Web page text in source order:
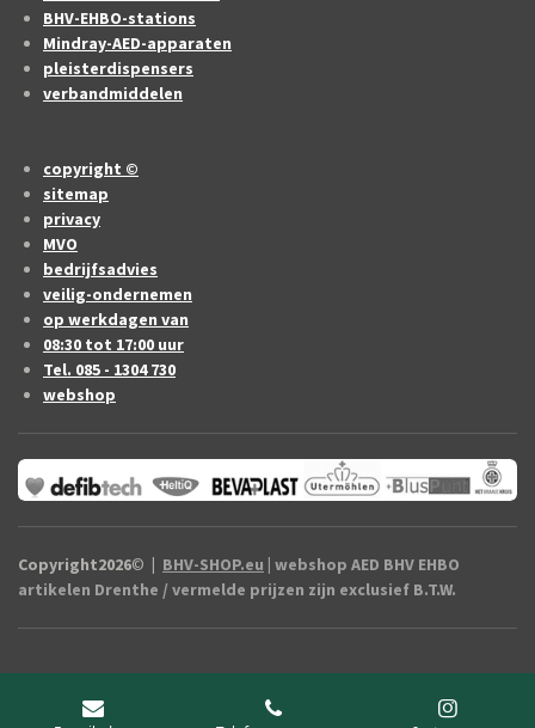
BHV-EHBO-stations
Mindray-AED-apparaten
pleisterdispensers
verbandmiddelen
copyright ©
sitemap
privacy
MVO
bedrijfsadvies
veilig-ondernemen
op werkdagen van
08:30 tot 17:00 uur
Tel. 085 - 1304 730
webshop
Copyright2026© | BHV-SHOP.eu | webshop AED BHV EHBO
artikelen Drenthe / vermelde prijzen zijn exclusief B.T.W.